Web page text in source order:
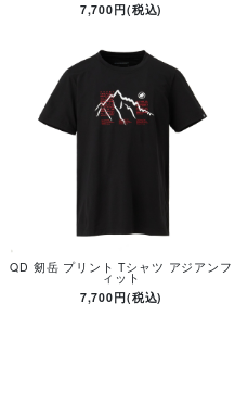
7,700円(税込)
QD 剱岳 プリント Tシャツ アジアンフ
ィット
7,700円(税込)